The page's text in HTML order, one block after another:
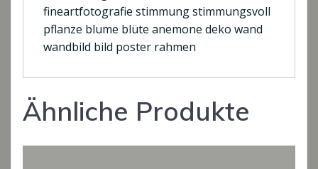
fineartfotografie stimmung stimmungsvoll
pflanze blume blüte anemone deko wand
wandbild bild poster rahmen
Ähnliche Produkte